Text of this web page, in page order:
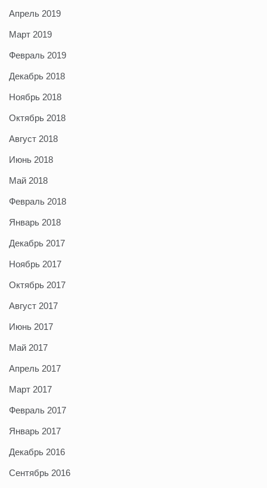
Апрель 2019
Март 2019
Февраль 2019
Декабрь 2018
Ноябрь 2018
Октябрь 2018
Август 2018
Июнь 2018
Май 2018
Февраль 2018
Январь 2018
Декабрь 2017
Ноябрь 2017
Октябрь 2017
Август 2017
Июнь 2017
Май 2017
Апрель 2017
Март 2017
Февраль 2017
Январь 2017
Декабрь 2016
Сентябрь 2016